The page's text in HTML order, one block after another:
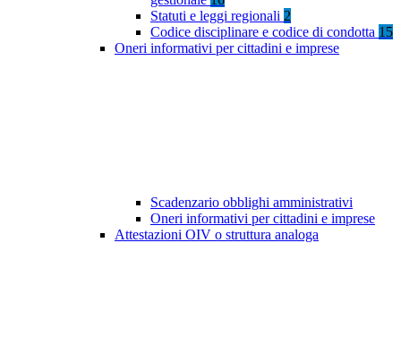
Statuti e leggi regionali 2
Codice disciplinare e codice di condotta 15
Oneri informativi per cittadini e imprese
Scadenzario obblighi amministrativi
Oneri informativi per cittadini e imprese
Attestazioni OIV o struttura analoga